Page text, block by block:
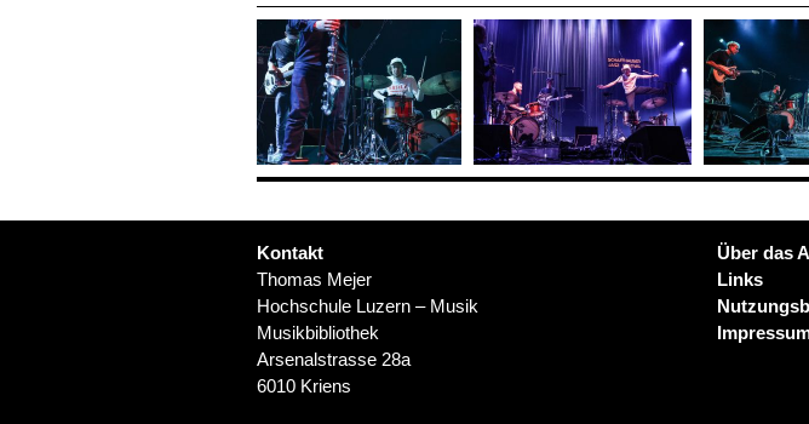
Kontakt
Thomas Mejer
Hochschule Luzern – Musik
Musikbibliothek
Arsenalstrasse 28a
6010 Kriens
Über das
Links